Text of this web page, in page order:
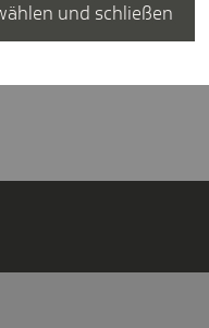
und schließen